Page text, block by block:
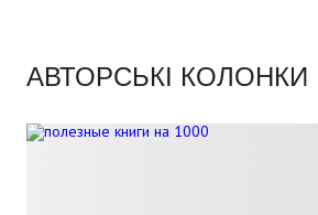
АВТОРСЬКІ КОЛОНКИ